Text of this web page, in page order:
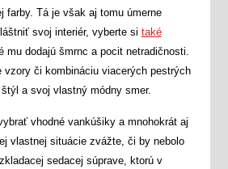
farby. Tá je však aj tomu úmerne
svoj interiér, vyberte si také
mu dodajú šmrnc a pocit netradičnosti.
vzory či kombináciu viacerých pestrých
a svoj vlastný módny smer.
vhodné vankúšiky a mnohokrát aj
vlastnej situácie zvážte, či by nebolo
sedacej súprave, ktorú v